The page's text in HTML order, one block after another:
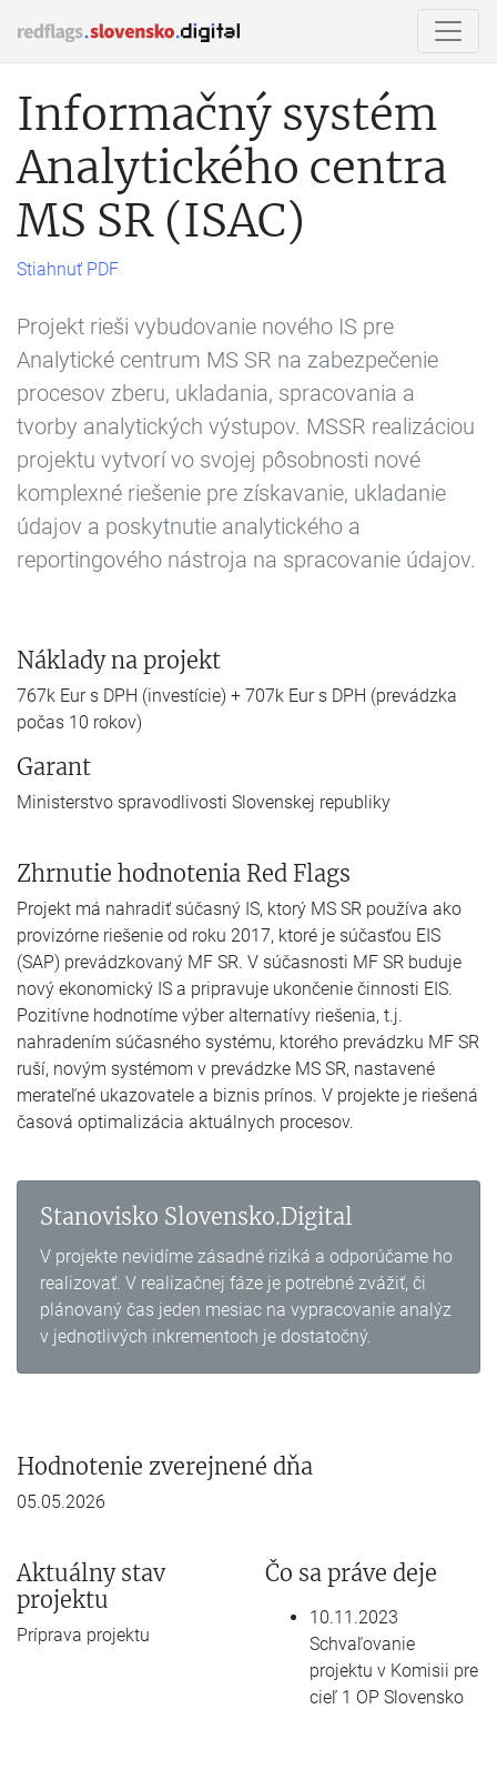
Informačný systém
Analytického centra
MS SR (ISAC)
Stiahnuť PDF
Projekt rieši vybudovanie nového IS pre
Analytické centrum MS SR na zabezpečenie
procesov zberu, ukladania, spracovania a
tvorby analytických výstupov. MSSR realizáciou
projektu vytvorí vo svojej pôsobnosti nové
komplexné riešenie pre získavanie, ukladanie
údajov a poskytnutie analytického a
reportingového nástroja na spracovanie údajov.
Náklady na projekt
767k Eur s DPH (investície) + 707k Eur s DPH (prevádzka
počas 10 rokov)
Garant
Ministerstvo spravodlivosti Slovenskej republiky
Zhrnutie hodnotenia Red Flags
Projekt má nahradiť súčasný IS, ktorý MS SR používa ako
provizórne riešenie od roku 2017, ktoré je súčasťou EIS
(SAP) prevádzkovaný MF SR. V súčasnosti MF SR buduje
nový ekonomický IS a pripravuje ukončenie činnosti EIS.
Pozitívne hodnotíme výber alternatívy riešenia, t.j.
nahradením súčasného systému, ktorého prevádzku MF SR
ruší, novým systémom v prevádzke MS SR, nastavené
merateľné ukazovatele a biznis prínos. V projekte je riešená
časová optimalizácia aktuálnych procesov.
Stanovisko Slovensko.Digital
V projekte nevidíme zásadné riziká a odporúčame ho
realizovať. V realizačnej fáze je potrebné zvážiť, či
plánovaný čas jeden mesiac na vypracovanie analýz
v jednotlivých inkrementoch je dostatočný.
Hodnotenie zverejnené dňa
05.05.2026
Aktuálny stav
projektu
Príprava projektu
Čo sa práve deje
10.11.2023
Schvaľovanie
projektu v Komisii pre
cieľ 1 OP Slovensko